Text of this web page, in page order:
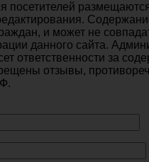
посетителей
и может не
данного сайта.
ответственности за
отзывы,